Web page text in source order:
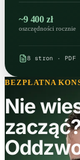
~9 400 zł
oszczędności rocznie
8 stron · PDF
BEZPŁATNA
Nie